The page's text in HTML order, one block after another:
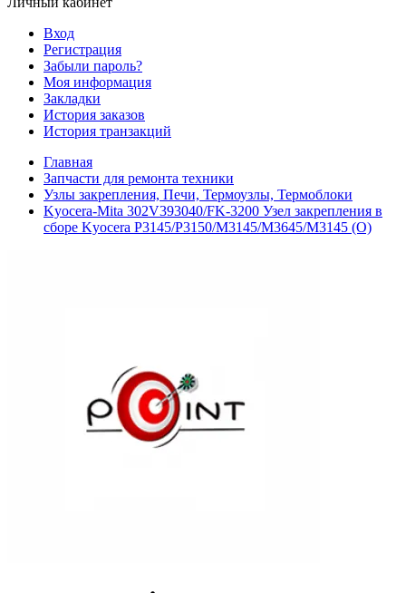
Вход
Регистрация
Забыли пароль?
Моя информация
Закладки
История заказов
История транзакций
Главная
Запчасти для ремонта техники
Узлы закрепления, Печи, Термоузлы, Термоблоки
Kyocera-Mita 302V393040/FK-3200 Узел закрепления в
сборе Kyocera P3145/P3150/M3145/M3645/M3145 (О)